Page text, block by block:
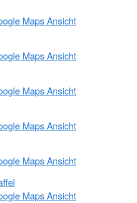
Maps Ansicht
Maps Ansicht
Maps Ansicht
Maps Ansicht
Maps Ansicht
Maps Ansicht